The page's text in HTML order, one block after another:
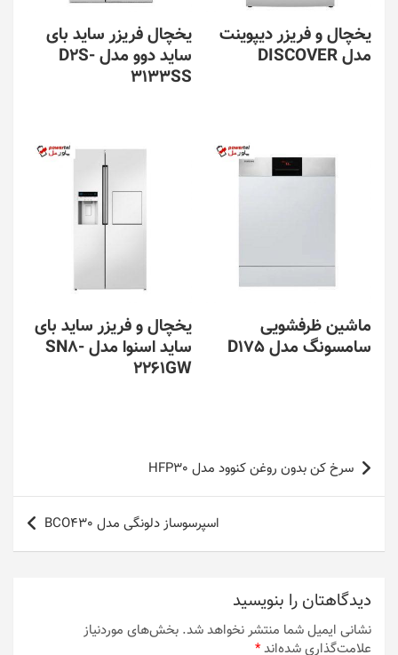
یخچال و فریزر دیپوینت
مدل DISCOVER
یخچال فریزر ساید بای
ساید دوو مدل D2S-
3133SS
ماشین ظرفشویی
سامسونگ مدل D175
یخچال و فریزر ساید بای
ساید اسنوا مدل SN8-
2261GW
راهبری
نوشته
سرخ کن بدون روغن کنوود مدل HFP30
اسپرسوساز دلونگی مدل BCO430
دیدگاهتان را بنویسید
نشانی ایمیل شما منتشر نخواهد شد. بخش‌های موردنیاز
علامت‌گذاری شده‌اند*